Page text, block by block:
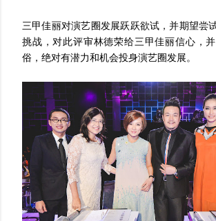
三甲佳丽对演艺圈发展跃跃欲试，并期望尝
挑战，对此评审林德荣给三甲佳丽信心，
俗，绝对有潜力和机会投身演艺圈发展。